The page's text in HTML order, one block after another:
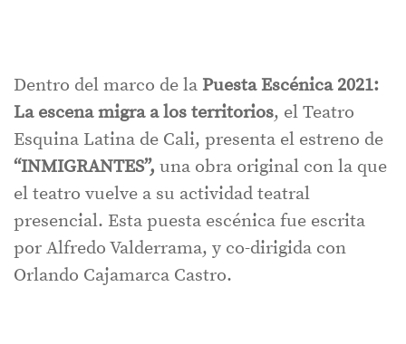
Dentro del marco de la Puesta Escénica 2021:
La escena migra a los territorios, el Teatro
Esquina Latina de Cali, presenta el estreno de
“INMIGRANTES”, una obra original con la que
el teatro vuelve a su actividad teatral
presencial. Esta puesta escénica fue escrita
por Alfredo Valderrama, y co-dirigida con
Orlando Cajamarca Castro.